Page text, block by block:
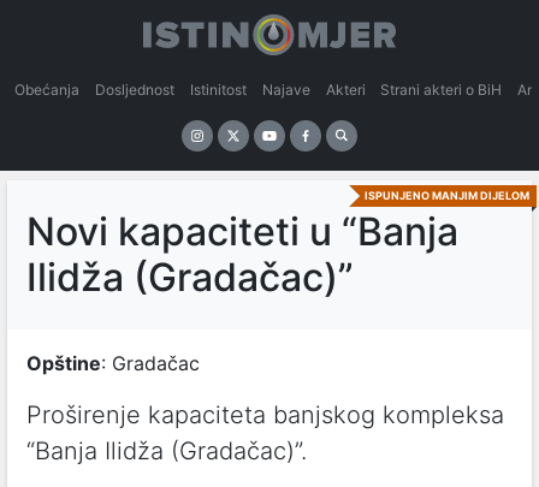
Obećanja Dosljednost Istinitost Najave Akteri Strani akteri o BiH
ISPUNJENO MANJIM DIJELOM
Novi kapaciteti u “Banja
Ilidža (Gradačac)”
Opštine: Gradačac
Proširenje kapaciteta banjskog kompleksa
“Banja Ilidža (Gradačac)”.